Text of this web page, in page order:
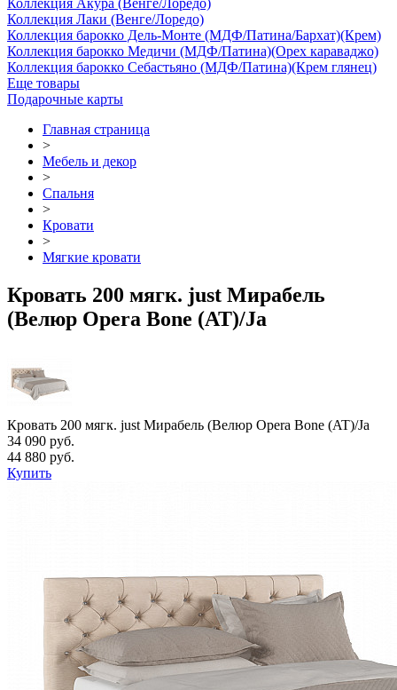
Коллекция Акура (Венге/Лоредо)
Коллекция Лаки (Венге/Лоредо)
Коллекция барокко Дель-Монте (МДФ/Патина/Бархат)(Крем)
Коллекция барокко Медичи (МДФ/Патина)(Орех караваджо)
Коллекция барокко Себастьяно (МДФ/Патина)(Крем глянец)
Еще товары
Подарочные карты
Главная страница
>
Мебель и декор
>
Спальня
>
Кровати
>
Мягкие кровати
Кровать 200 мягк. just Мирабель
(Велюр Opera Bone (AT)/Ja
Кровать 200 мягк. just Мирабель (Велюр Opera Bone (AT)/Ja
34 090 руб.
44 880 руб.
Купить